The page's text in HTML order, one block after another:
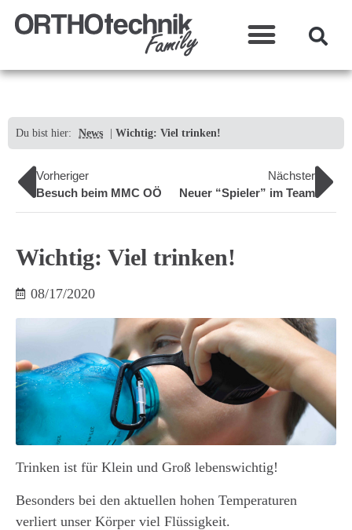
Du bist hier: News Wichtig: Viel trinken!
Vorheriger
Besuch beim MMC OÖ
Nächster
Neuer “Spieler” im Team
Wichtig: Viel trinken!
08/17/2020
Trinken ist für Klein und Groß lebenswichtig!
Besonders bei den aktuellen hohen Temperaturen
verliert unser Körper viel Flüssigkeit.